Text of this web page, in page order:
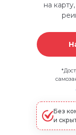
на
*
Без
и